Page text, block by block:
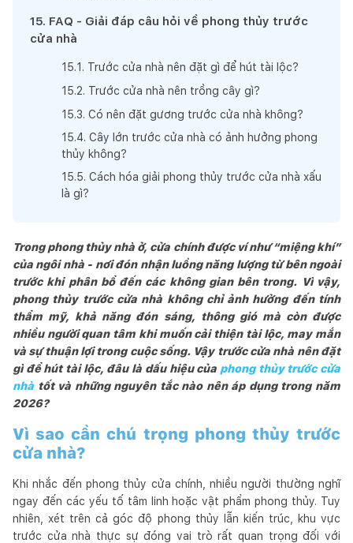
15. FAQ - Giải đáp câu hỏi về phong thủy trước
cửa nhà
15.1 . Trước cửa nhà nên đặt gì để hút tài lộc?
15.2. Trước cửa nhà nên trồng cây gì?
15.3. Có nên đặt gương trước cửa nhà không?
15.4. Cây lớn trước cửa nhà có ảnh hưởng phong
thủy không?
15.5. Cách hóa giải phong thủy trước cửa nhà xấu
là gì?
Trong phong thủy nhà ở, cửa chính được ví như “miệng khí”
của ngôi nhà - nơi đón nhận luồng năng lượng từ bên ngoài
trước khi phân bổ đến các không gian bên trong. Vì vậy,
phong thủy trước cửa nhà không chỉ ảnh hưởng đến tính
thẩm mỹ, khả năng đón sáng, thông gió mà còn được
nhiều người quan tâm khi muốn cải thiện tài lộc, may mắn
và sự thuận lợi trong cuộc sống. Vậy trước cửa nhà nên đặt
gì để hút tài lộc, đâu là dấu hiệu của phong thủy trước cửa
nhà tốt và những nguyên tắc nào nên áp dụng trong năm
2026?
Vì sao cần chú trọng phong thủy trước
cửa nhà?
Khi nhắc đến phong thủy cửa chính, nhiều người thường nghĩ
ngay đến các yếu tố tâm linh hoặc vật phẩm phong thủy. Tuy
nhiên, xét trên cả góc độ phong thủy lẫn kiến trúc, khu vực
trước cửa nhà thực sự đóng vai trò rất quan trọng đối với